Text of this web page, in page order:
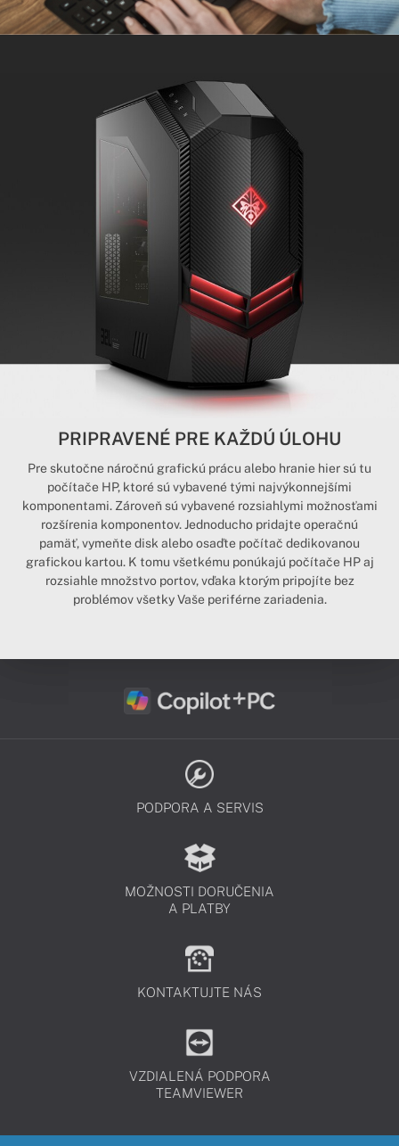
PRIPRAVENÉ PRE KAŽDÚ ÚLOHU
Pre skutočne náročnú grafickú prácu alebo hranie hier sú tu
počítače HP, ktoré sú vybavené tými najvýkonnejšími
komponentami. Zároveň sú vybavené rozsiahlymi možnosťami
rozšírenia komponentov. Jednoducho pridajte operačnú
pamäť, vymeňte disk alebo osaďte počítač dedikovanou
grafickou kartou. K tomu všetkému ponúkajú počítače HP aj
rozsiahle množstvo portov, vďaka ktorým pripojíte bez
problémov všetky Vaše periférne zariadenia.
PODPORA A SERVIS
MOŽNOSTI DORUČENIA
A PLATBY
KONTAKTUJTE NÁS
VZDIALENÁ PODPORA
TEAMVIEWER